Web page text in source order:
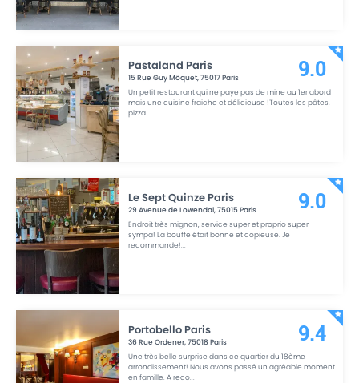
Pastaland Paris
15 Rue Guy Môquet,75017Paris
Un petit restaurant qui ne paye pas de mine au 1er abord
mais une cuisine fraiche et délicieuse !Toutes les pâtes,
pizza...
9.0
Le Sept Quinze Paris
29 Avenue de Lowendal,75015Paris
Endroit très mignon, service super et proprio super
sympa! La bouffe était bonne et copieuse. Je
recommande!...
9.0
Portobello Paris
36 Rue Ordener,75018 Paris
Une très belle surprise dans ce quartier du 18ème
arrondissement! Nous avons passé un agréable moment
en famille. A reco...
9.4